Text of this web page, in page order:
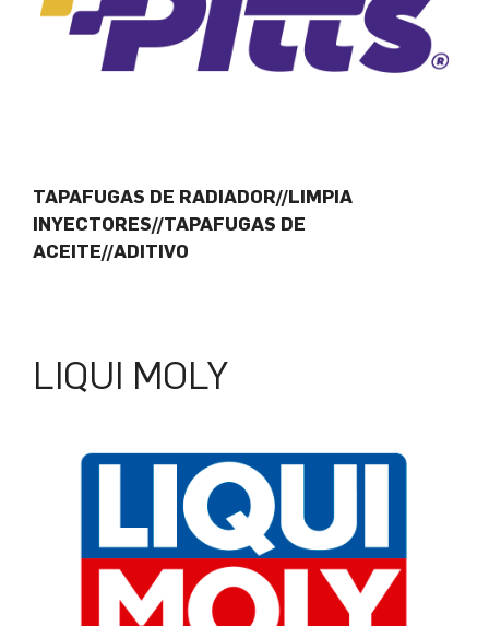
TAPAFUGAS DE RADIADOR//LIMPIA
INYECTORES//TAPAFUGAS DE
ACEITE//ADITIVO
LIQUI MOLY